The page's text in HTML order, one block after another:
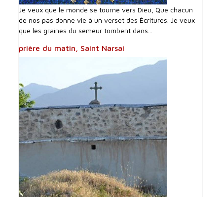
Je veux que le monde se tourne vers Dieu, Que chacun
de nos pas donne vie à un verset des Écritures. Je veux
que les graines du semeur tombent dans...
prière du matin, Saint Narsai